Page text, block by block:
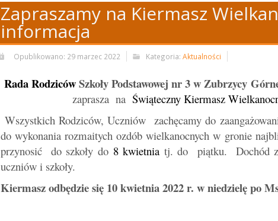
Zapraszamy na Kiermasz
informacja
Opublikowano: 29 marzec 2022 Kategoria: Aktualności
Rada RodzicówSzkoły Podstawowej nr 3 w Zubrzycy
zaprasza na Świąteczny Kiermasz
Wszystkich Rodziców, Uczniów zachęcamy do
do wykonania rozmaitych ozdób wielkanocnych w gronie
przynosić do szkoły do 8 kwietnia tj. do piątku. Dochód z
uczniów i szkoły.
Kiermasz odbędzie się 10 kwietnia 2022 r. w niedzielę po